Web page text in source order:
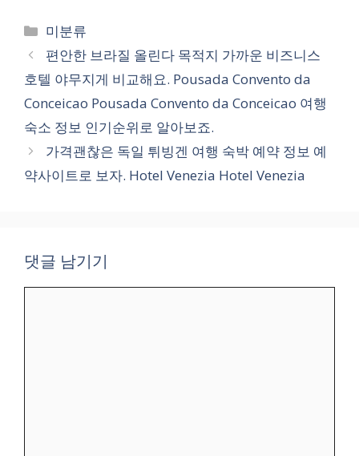
카
테
리
미분류
편안한 브라질 올린다 목적지 가까운 비즈니스
호텔 야무지게 비교해요. Pousada Convento da
Conceicao Pousada Convento da Conceicao 여행
숙소 정보 인기순위로 알아보죠.
가격괜찮은 독일 튀빙겐 여행 숙박 예약 정보 예
약사이트로 보자. Hotel Venezia Hotel Venezia
댓글 남기기